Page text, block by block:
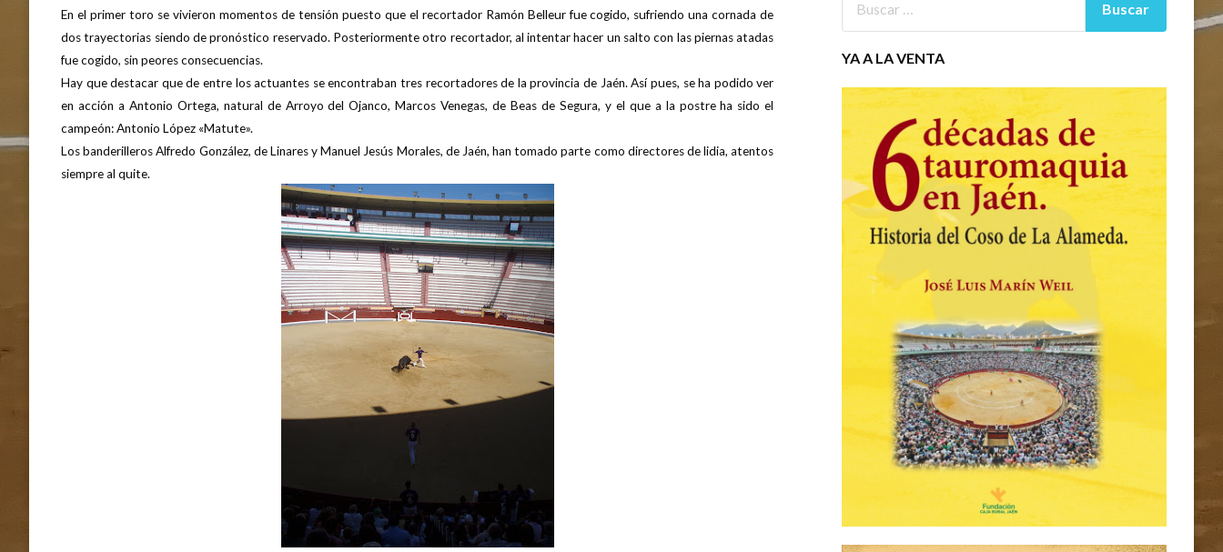
En el primer toro se vivieron momentos de tensión puesto que el recortador Ramón Belleur fue cogido, sufriendo una cornada de
dos trayectorias siendo de pronóstico reservado. Posteriormente otro recortador, al intentar hacer un salto con las piernas atadas
fue cogido, sin peores consecuencias.
Hay que destacar que de entre los actuantes se encontraban tres recortadores de la provincia de Jaén. Así pues, se ha podido ver
en acción a Antonio Ortega, natural de Arroyo del Ojanco, Marcos Venegas, de Beas de Segura, y el que a la postre ha sido el
campeón: Antonio López «Matute».
Los banderilleros Alfredo González, de Linares y Manuel Jesús Morales, de Jaén, han tomado parte como directores de lidia, atentos
siempre al quite.
YA A LA VENTA